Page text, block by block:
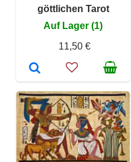
göttlichen Tarot
Auf Lager (1)
11,50 €